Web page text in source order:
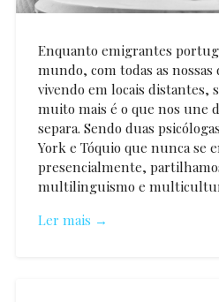
Enquanto emigrantes
mundo, com todas as nossas
vivendo em locais distantes,
muito mais é o que nos une
separa. Sendo duas
York e Tóquio que nunca se
presencialmente,
multilinguismo e
Ler mais →